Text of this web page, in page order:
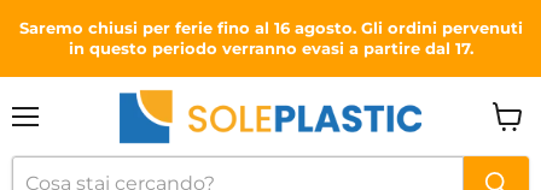
Saremo chiusi per ferie fino al 16 agosto. Gli ordini pervenuti
in questo periodo verranno evasi a partire dal 17.
il